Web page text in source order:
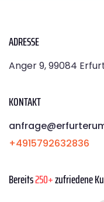
ADRESSE
Anger 9, 99084
KONTAKT
+4915792632836
Bereits250+zufriedene